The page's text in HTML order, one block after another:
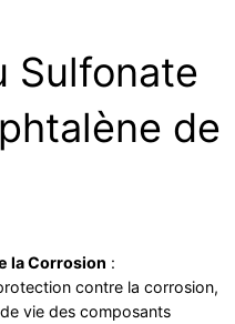
Sulfonate
de
la Corrosion :
contre la corrosion,
vie des composants